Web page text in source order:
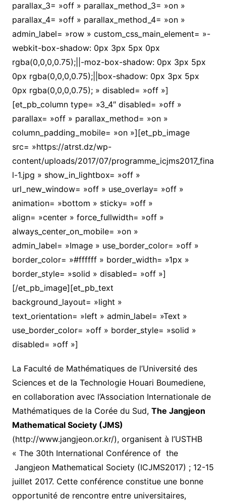
parallax_3= »off » parallax_method_3= »on »
parallax_4= »off » parallax_method_4= »on »
admin_label= »row » custom_css_main_element= »-
webkit-box-shadow: 0px 3px 5px 0px
rgba(0,0,0,0.75);||-moz-box-shadow: 0px 3px 5px
0px rgba(0,0,0,0.75);||box-shadow: 0px 3px 5px
0px rgba(0,0,0,0.75); » disabled= »off »]
[et_pb_column type= »3_4″ disabled= »off »
parallax= »off » parallax_method= »on »
column_padding_mobile= »on »][et_pb_image
src= »https://atrst.dz/wp-
content/uploads/2017/07/programme_icjms2017_fina
l-1.jpg » show_in_lightbox= »off »
url_new_window= »off » use_overlay= »off »
animation= »bottom » sticky= »off »
align= »center » force_fullwidth= »off »
always_center_on_mobile= »on »
admin_label= »Image » use_border_color= »off »
border_color= »#ffffff » border_width= »1px »
border_style= »solid » disabled= »off »]
[/et_pb_image][et_pb_text
background_layout= »light »
text_orientation= »left » admin_label= »Text »
use_border_color= »off » border_style= »solid »
disabled= »off »]
La Faculté de Mathématiques de l’Université des
Sciences et de la Technologie Houari Boumediene,
en collaboration avec l’Association Internationale de
Mathématiques de la Corée du Sud, The Jangjeon
Mathematical Society (JMS)
(http://www.jangjeon.or.kr/), organisent à l’USTHB
« The 30th International Conférence of the
Jangjeon Mathematical Society (ICJMS2017) ; 12-15
juillet 2017. Cette conférence constitue une bonne
opportunité de rencontre entre universitaires,